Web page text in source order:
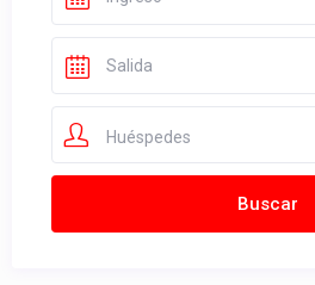
Huéspedes